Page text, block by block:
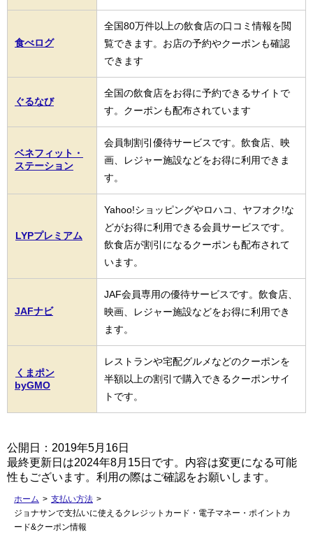
食べログ
全国80万件以上の飲食店の口コミ情報を閲
覧できます。お店の予約やクーポンも確認
できます
ぐるなび
全国の飲食店をお得に予約できるサイトで
す。クーポンも配布されています
ベネフィット・
ステーション
会員制割引優待サービスです。飲食店、映
画、レジャー施設などをお得に利用できま
す。
LYPプレミアム
Yahoo!ショッピングやロハコ、ヤフオク!な
どがお得に利用できる会員サービスです。
飲食店が割引になるクーポンも配布されて
います。
JAFナビ
JAF会員専用の優待サービスです。飲食店、
映画、レジャー施設などをお得に利用でき
ます。
くまポン
byGMO
レストランや宅配グルメなどのクーポンを
半額以上の割引で購入できるクーポンサイ
トです。
公開日：2019年5月16日
最終更新日は2024年8月15日です。内容は変更になる可能
性もございます。利用の際はご確認をお願いします。
ホーム > 支払い方法 >
ジョナサンで支払いに使えるクレジットカード・電子マネー・ポイントカ
ード&クーポン情報